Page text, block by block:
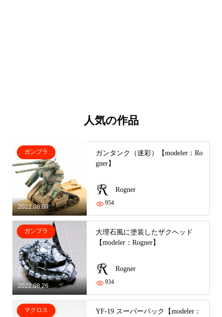
人気の作品
2022.08.09
ガンプラ
ガンタンク（迷彩）【modeler：Ro
gner】
Rogner
954
2022.08.26
ガンプラ
大理石風に塗装したザクヘッド
【modeler：Rogner】
Rogner
934
マクロス
YF-19 スーパーパック【modeler：